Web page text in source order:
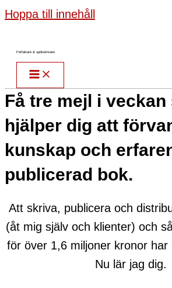
Hoppa till innehåll
Författare & spökskrivare
Få tre mejl i veckan
hjälper dig att
kunskap och
publicerad bok.
Att skriva, publicera och
(åt mig själv och klienter) och
för över 1,6 miljoner kronor har
Nu lär jag dig.